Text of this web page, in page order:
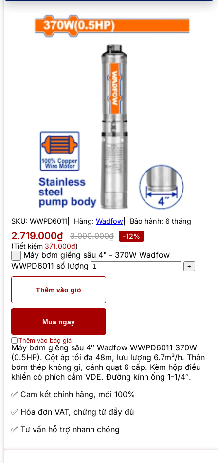
SKU: WWPD6011 Hãng: Wadfow Bảo hành: 6 tháng
2.719.000₫ 3.090.000₫
-12%
(Tiết kiệm 371.000₫)
Máy bơm giếng sâu 4" - 370W Wadfow
WWPD6011 số lượng
Thêm vào giỏ
Mua ngay
Thêm vào báo giá
Máy bơm giếng sâu 4″ Wadfow WWPD6011 370W
(0.5HP). Cột áp tối đa 48m, lưu lượng 6.7m³/h. Thân
bơm thép không gỉ, cánh quạt 6 cấp. Kèm hộp điều
khiển có phích cắm VDE. Đường kính ống 1-1/4″.
✅ Cam kết chính hãng, mới 100%
✅ Hóa đơn VAT, chứng từ đầy đủ
✅ Tư vấn hỗ trợ nhanh chóng